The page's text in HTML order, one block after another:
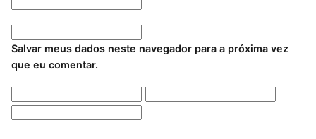
Salvar meus dados neste navegador para a próxima vez
que eu comentar.